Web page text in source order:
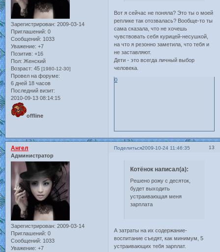
Зарегистрирован: 2009-03-14
Приглашений: 0
Сообщений: 1033
Уважение: +7
Позитив: +16
Пол: Женский
Возраст: 45 [1980-12-30]
Провел на форуме:
6 дней 18 часов
Последний визит:
2010-09-13 08:14:15
offline
Вот я сейчас не поняла? Это ты о моей
реплике так отозвалась? Вообще-то ты
сама сказала, что не хочешь
чувствовать себя курицей-несушкой,
на что я резонно заметила, что тебя и
не заставляют.
Дети - это всегда личный выбор
человека.
0
Поделиться 13
2009-10-24 11:46:35
Ангел
Администратор
Зарегистрирован: 2009-03-14
Приглашений: 0
Сообщений: 1033
Уважение: +7
Котёнок написал(а):
Решено рожу с десяток,
будет выходить
устраивающая меня
зарплата
А затраты на их содержание-
воспитание съедят, как минимум, 5
устраивающих тебя зарплат.